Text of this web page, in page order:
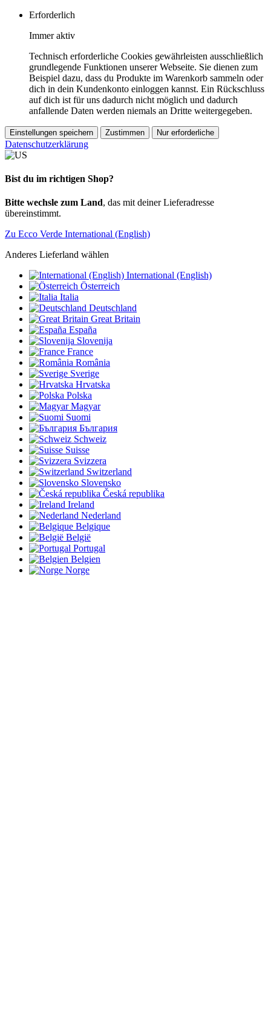
Erforderlich
Immer aktiv
Technisch erforderliche Cookies gewährleisten ausschließlich
grundlegende Funktionen unserer Webseite. Sie dienen zum
Beispiel dazu, dass du Produkte im Warenkorb sammeln oder
dich in dein Kundenkonto einloggen kannst. Ein Rückschluss
auf dich ist für uns dadurch nicht möglich und dadurch
anfallende Daten werden niemals an Dritte weitergegeben.
Einstellungen speichern Zustimmen Nur erforderliche
Datenschutzerklärung
Bist du im richtigen Shop?
Bitte wechsle zum Land, das mit deiner Lieferadresse
übereinstimmt.
Zu Ecco Verde International (English)
Anderes Lieferland wählen
International (English)
Österreich
Italia
Deutschland
Great Britain
España
Slovenija
France
România
Sverige
Hrvatska
Polska
Magyar
Suomi
България
Schweiz
Suisse
Svizzera
Switzerland
Slovensko
Česká republika
Ireland
Nederland
Belgique
België
Portugal
Belgien
Norge